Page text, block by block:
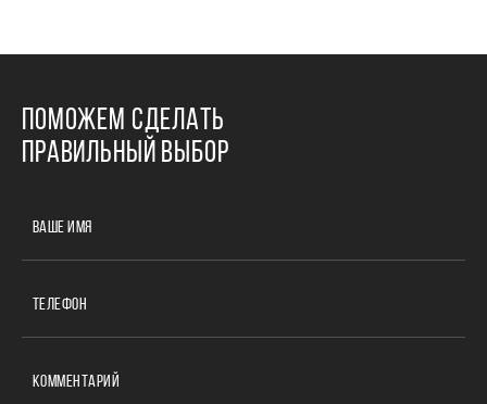
ПОМОЖЕМ СДЕЛАТЬ
ПРАВИЛЬНЫЙ ВЫБОР
ВАШЕ ИМЯ
ТЕЛЕФОН
КОММЕНТАРИЙ